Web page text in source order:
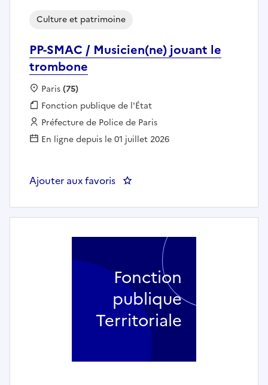
PP-SMAC / Musicien(ne) jouant le
trombone
Culture et patrimoine
Localisation :
Paris(75)
Fonction publique :
Fonction publique de l'État
Employeur :
Préfecture de Police de Paris
En ligne depuis le 01 juillet 2026
Ajouter aux favoris : PP-SMAC / Musicien(ne)
Fonction
publique
Territoriale